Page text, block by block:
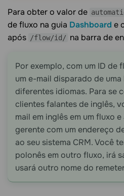
Para obter o valor de
de fluxo na guia Dashboard e
após /flow/id/ na barra de
Por exemplo, com um ID de
um e-mail disparado de uma
diferentes idiomas. Para se
clientes falantes de inglês,
mail em inglês em um fluxo
gerente com um endereço
ao seu sistema CRM. Você
polonês em outro fluxo, irá
usará outro nome do